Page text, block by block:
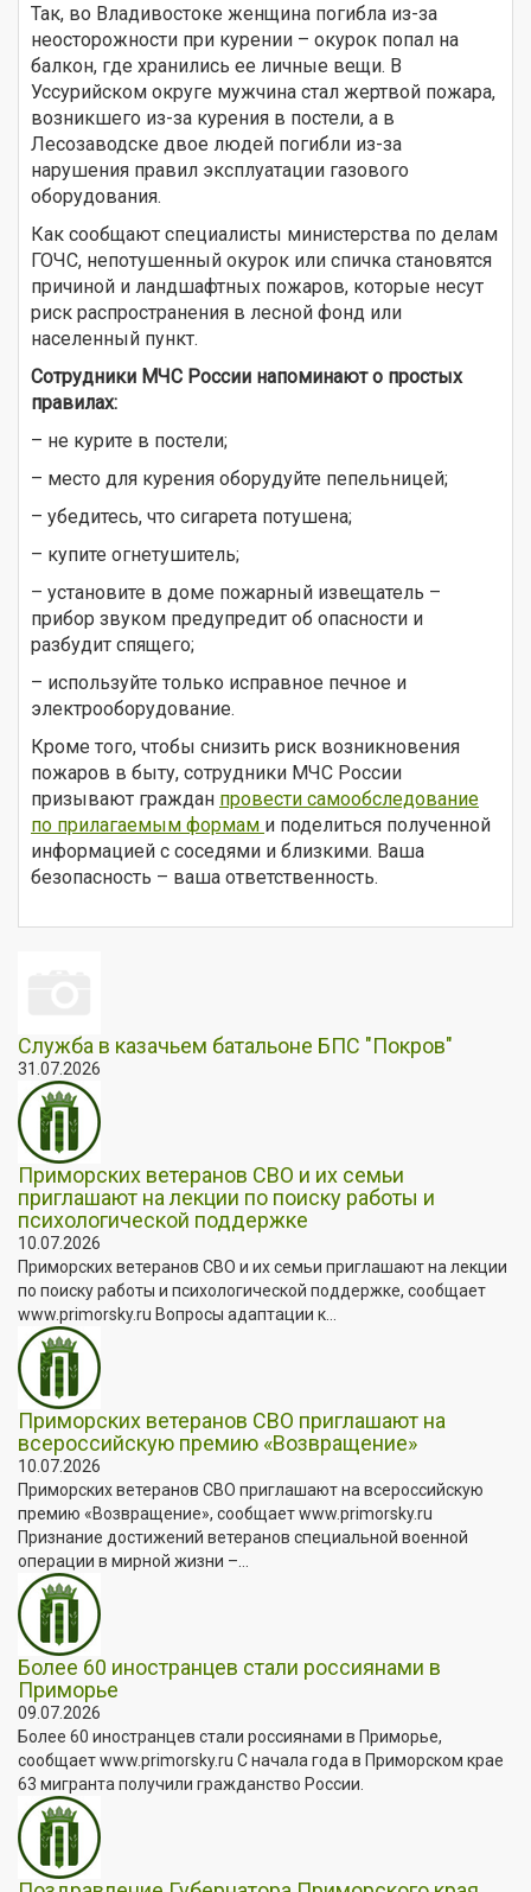
Так, во Владивостоке женщина погибла из-за
неосторожности при курении – окурок попал на
балкон, где хранились ее личные вещи. В
Уссурийском округе мужчина стал жертвой пожара,
возникшего из-за курения в постели, а в
Лесозаводске двое людей погибли из-за
нарушения правил эксплуатации газового
оборудования.
Как сообщают специалисты министерства по делам
ГОЧС, непотушенный окурок или спичка становятся
причиной и ландшафтных пожаров, которые несут
риск распространения в лесной фонд или
населенный пункт.
Сотрудники МЧС России напоминают о простых
правилах:
– не курите в постели;
– место для курения оборудуйте пепельницей;
– убедитесь, что сигарета потушена;
– купите огнетушитель;
– установите в доме пожарный извещатель –
прибор звуком предупредит об опасности и
разбудит спящего;
– используйте только исправное печное и
электрооборудование.
Кроме того, чтобы снизить риск возникновения
пожаров в быту, сотрудники МЧС России
призывают граждан провести самообследование
по прилагаемым формам и поделиться полученной
информацией с соседями и близкими. Ваша
безопасность – ваша ответственность.
Служба в казачьем батальоне БПС "Покров"
31.07.2026
Приморских ветеранов СВО и их семьи
приглашают на лекции по поиску работы и
психологической поддержке
10.07.2026
Приморских ветеранов СВО и их семьи приглашают на лекции
по поиску работы и психологической поддержке, сообщает
www.primorsky.ru Вопросы адаптации к...
Приморских ветеранов СВО приглашают на
всероссийскую премию «Возвращение»
10.07.2026
Приморских ветеранов СВО приглашают на всероссийскую
премию «Возвращение», сообщает www.primorsky.ru
Признание достижений ветеранов специальной военной
операции в мирной жизни –...
Более 60 иностранцев стали россиянами в
Приморье
09.07.2026
Более 60 иностранцев стали россиянами в Приморье,
сообщает www.primorsky.ru С начала года в Приморском крае
63 мигранта получили гражданство России.